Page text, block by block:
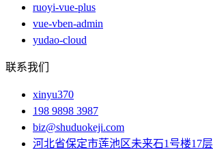
ruoyi-vue-plus
vue-vben-admin
yudao-cloud
联系我们
xinyu370
198 9898 3987
biz@shuduokeji.com
河北省保定市莲池区未来石1号楼17层